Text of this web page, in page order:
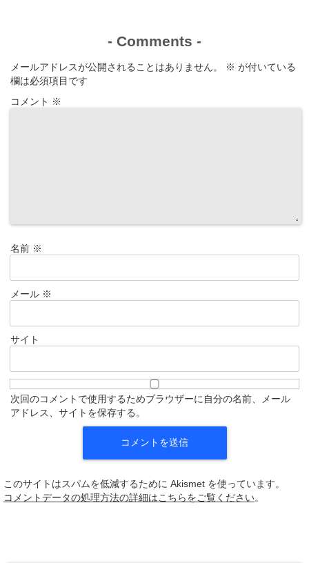
- Comments -
メールアドレスが公開されることはありません。 ※ が付いている
欄は必須項目です
コメント ※
名前 ※
メール ※
サイト
次回のコメントで使用するためブラウザーに自分の名前、メール
アドレス、サイトを保存する。
このサイトはスパムを低減するために Akismet を使っています。
コメントデータの処理方法の詳細はこちらをご覧ください。